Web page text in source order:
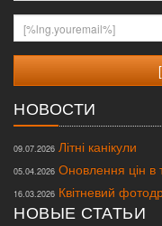
[%lng.youremail%]
НОВОСТИ
09.07.2026 Літні канікули
05.04.2026 Оновлення цін в
16.03.2026 Квітневий
НОВЫЕ СТАТЬИ